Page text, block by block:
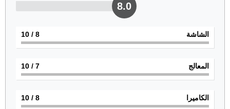
8.0
الشاشة 8
/ 10
المعالج 7
/ 10
الكاميرا 8
/ 10